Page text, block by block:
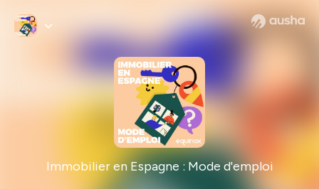
Immobilier en Espagne : Mode d'emploi